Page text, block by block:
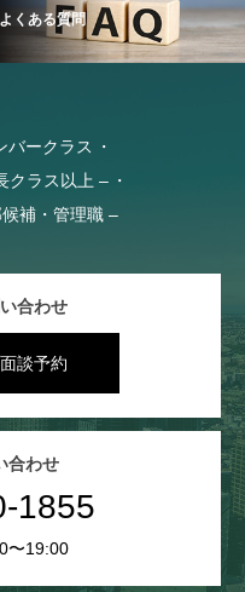
よくある質問
バークラス
クラス以上 –
補・管理職 –
合わせ
談予約
合わせ
1855
〜19:00